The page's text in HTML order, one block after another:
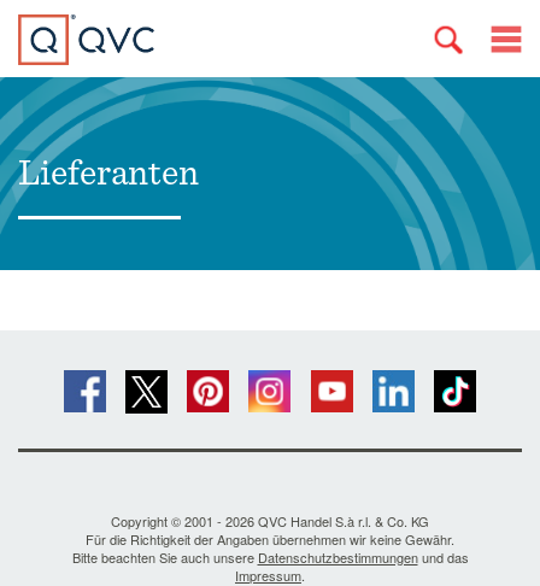
Lieferanten
Copyright © 2001 - 2026 QVC Handel S.à r.l. & Co. KG
Für die Richtigkeit der Angaben übernehmen wir keine Gewähr.
Bitte beachten Sie auch unsere Datenschutzbestimmungenund das
Impressum.